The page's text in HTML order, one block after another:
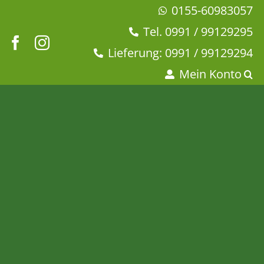
springen
0155-60983057
Tel. 0991 / 99129295
Lieferung: 0991 / 99129294
Mein Konto